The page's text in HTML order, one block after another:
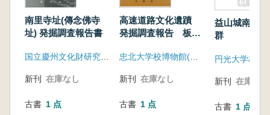
南里寺址(傳念佛寺
址) 発掘調査報告書
国立慶州文化財研究所、慶州市
新刊 在庫なし
古書 1 点
高速道路文化遺蹟
発掘調査報告 板
月間
忠北大学校博物館(京畿道)
新刊 在庫なし
古書 1 点
益山城南里
群
新刊 在庫なし
古書 1 点